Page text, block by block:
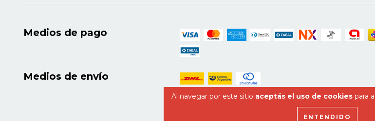
Al navegar por este sitio aceptás el uso de cookiespara
ENTENDIDO
Medios de pago
Medios de envío